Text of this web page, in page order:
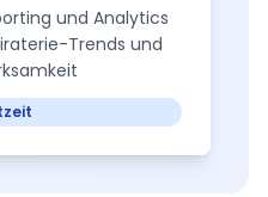
und Analytics
Trends und